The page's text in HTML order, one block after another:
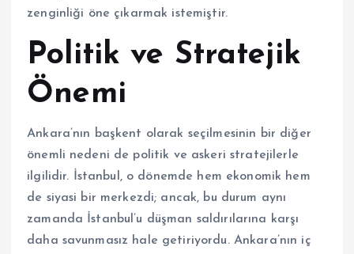
zenginliği öne çıkarmak istemiştir.
Politik ve Stratejik
Önemi
Ankara’nın başkent olarak seçilmesinin bir diğer
önemli nedeni de politik ve askeri stratejilerle
ilgilidir. İstanbul, o dönemde hem ekonomik hem
de siyasi bir merkezdi; ancak, bu durum aynı
zamanda İstanbul’u düşman saldırılarına karşı
daha savunmasız hale getiriyordu. Ankara’nın iç